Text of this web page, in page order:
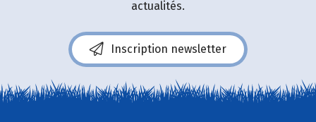
actualités.
Inscription newsletter